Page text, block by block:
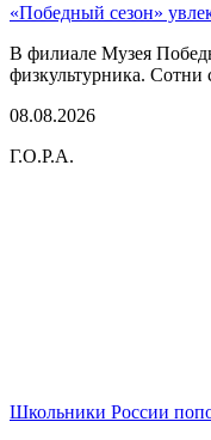
«Победный сезон»
В филиале Музея
физкультурника.
08.08.2026
Г.О.Р.А.
Школьники России